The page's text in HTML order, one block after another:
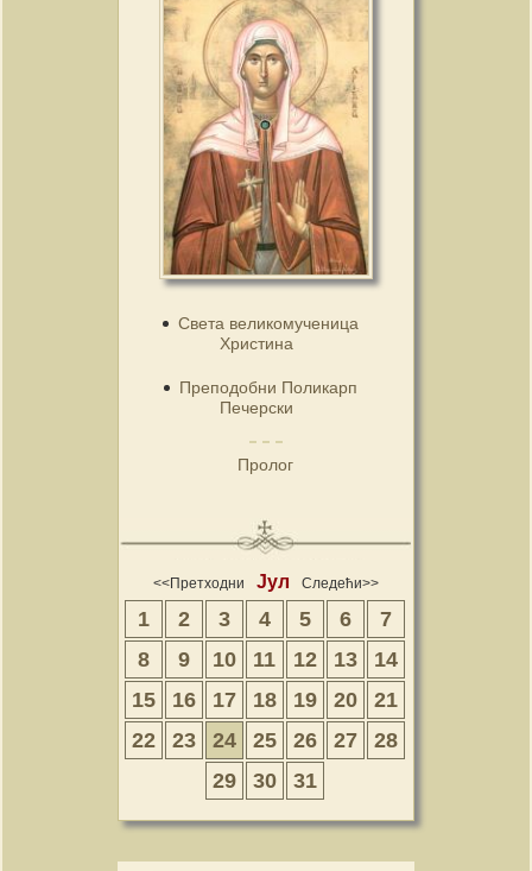
Света великомученица
Христина
Преподобни Поликарп
Печерски
Пролог
<<Претходни Јул Следећи>>
1 2 3 4 5 6
7
8
9 10 11 12 13
14
15
16 17 18 19 20
21
22
23 24 25 26 27
28
29
30 31